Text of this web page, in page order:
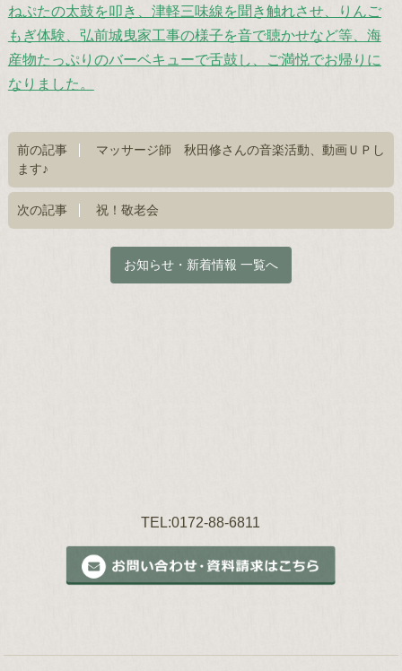
ねぷたの太鼓を叩き、津軽三味線を聞き触れさせ、りんご
もぎ体験、弘前城曳家工事の様子を音で聴かせなど等、海
産物たっぷりのバーベキューで舌鼓し、ご満悦でお帰りに
なりました。
前の記事
マッサージ師 秋田修さんの音楽活動、動画ＵＰし
ます♪
次の記事 祝！敬老会
お知らせ・新着情報 一覧へ
TEL:0172-88-6811